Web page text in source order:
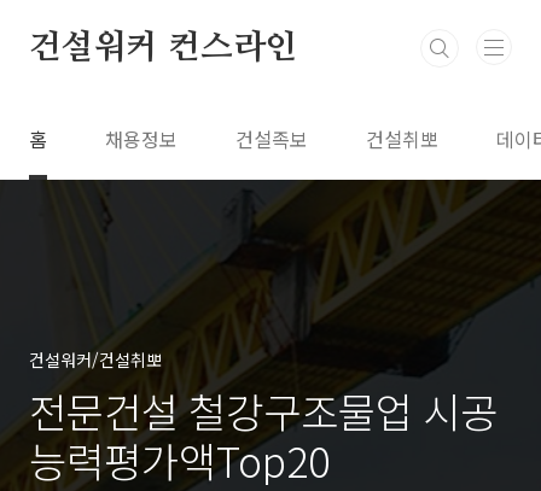
건설워커 컨스라인
홈 채용정보 건설족보 건설취뽀 데이
건설워커/건설취뽀
전문건설 철강구조물업 시공
능력평가액Top20